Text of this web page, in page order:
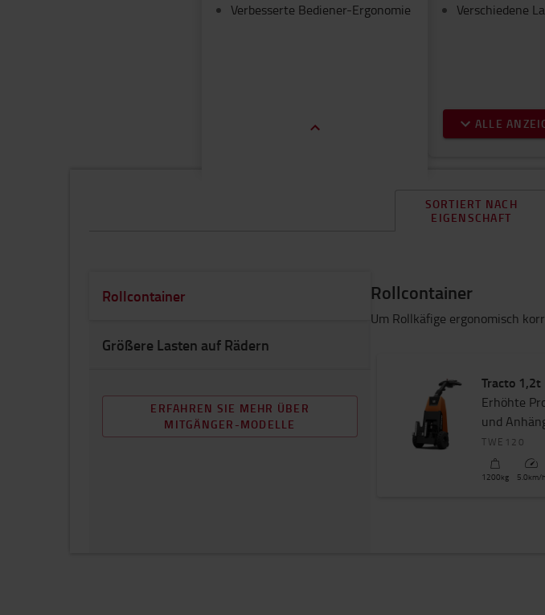
Verbesserte Bediener-Ergonomie
Verschiedene
ALLE
SORTIERT NACH
EIGENSCHAFT
Rollcontainer
Größere Lasten auf Rädern
ERFAHREN SIE MEHR ÜBER
MITGÄNGER-MODELLE
Rollcontainer
Um Rollkäfige ergonomisch
Tracto 1,2t
Erhöhte
und
TWE120
1200kg 5.0km/h